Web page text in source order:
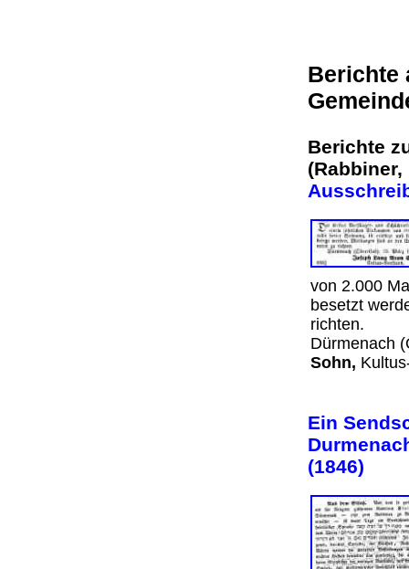
Berichte
Berichte
von 2.000
besetzt
richten.
Dürmenach
Sohn,
Ein
(1846)